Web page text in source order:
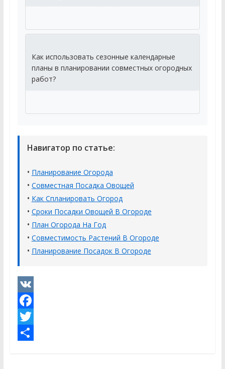
Как использовать сезонные календарные
планы в планировании совместных огородных
работ?
Навигатор по статье:
• Планирование Огорода
• Совместная Посадка Овощей
• Как Спланировать Огород
• Сроки Посадки Овощей В Огороде
• План Огорода На Год
• Совместимость Растений В Огороде
• Планирование Посадок В Огороде
V
K
F
aT